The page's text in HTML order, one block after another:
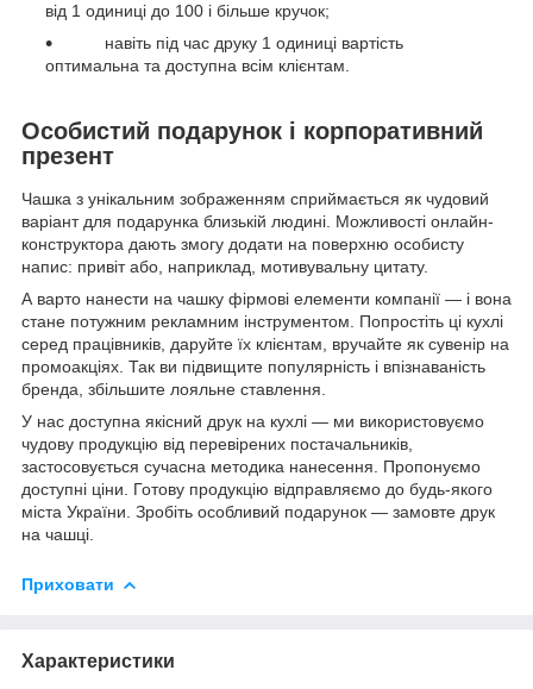
від 1 одиниці до 100 і більше кручок;
навіть під час друку 1 одиниці вартість
оптимальна та доступна всім клієнтам.
Особистий подарунок і корпоративний
презент
Чашка з унікальним зображенням сприймається як чудовий
варіант для подарунка близькій людині. Можливості онлайн-
конструктора дають змогу додати на поверхню особисту
напис: привіт або, наприклад, мотивувальну цитату.
А варто нанести на чашку фірмові елементи компанії — і вона
стане потужним рекламним інструментом. Попростіть ці кухлі
серед працівників, даруйте їх клієнтам, вручайте як сувенір на
промоакціях. Так ви підвищите популярність і впізнаваність
бренда, збільшите лояльне ставлення.
У нас доступна якісний друк на кухлі — ми використовуємо
чудову продукцію від перевірених постачальників,
застосовується сучасна методика нанесення. Пропонуємо
доступні ціни. Готову продукцію відправляємо до будь-якого
міста України. Зробіть особливий подарунок — замовте друк
на чашці.
Приховати
Характеристики